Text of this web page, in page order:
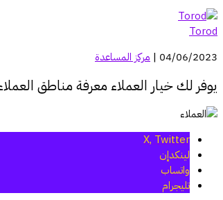
Torod
04/06/2023 |
مركز المساعدة
يوفر لك خيار العملاء معرفة مناطق
X, Twitter
لينكدإن
واتساب
تليجرام